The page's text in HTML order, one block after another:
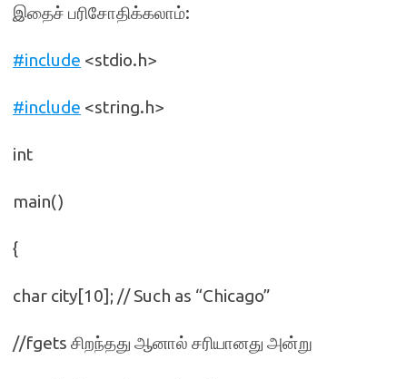
இதைச் பரிசோதிக்கலாம்:
#include <stdio.h>
#include <string.h>
int
main()
{
char city[10]; // Such as “Chicago”
//fgets சிறந்தது ஆனால் சரியானது அன்று